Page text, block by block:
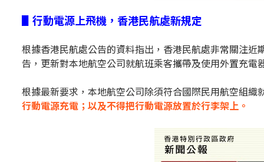
▋行動電源上飛機，香港民航處新規定
根據香港民航處公告的資料指出，香港民航處非常關注
告，更新對本地航空公司就航班乘客攜帶及使用外置充
根據最新要求，本地航空公司除須符合國際民用航空組織
行動電源充電；以及不得把行動電源放置於行李架上。